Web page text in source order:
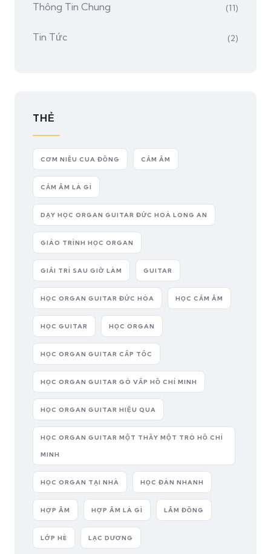
Thông Tin Chung (11)
Tin Tức (2)
THẺ
CƠM NIÊU CUA ĐỒNG CẢM ÂM
CẢM ÂM LÀ GÌ
DẠY HỌC ORGAN GUITAR ĐỨC HOÀ LONG AN
GIÁO TRÌNH HỌC ORGAN
GIẢI TRÍ SAU GIỜ LÀM GUITAR
HỌC ORGAN GUITAR ĐỨC HÒA HỌC CẢM ÂM
HỌC GUITAR HỌC ORGAN
HỌC ORGAN GUITAR CẤP TỐC
HỌC ORGAN GUITAR GÒ VẤP HỒ CHÍ MINH
HỌC ORGAN GUITAR HIỆU QUA
HỌC ORGAN GUITAR MỘT THẦY MỘT TRÒ HỒ CHÍ
MINH
HỌC ORGAN TẠI NHÀ HỌC ĐÀN NHANH
HỢP ÂM HỢP ÂM LÀ GÌ LÂM ĐỒNG
LỚP HÈ LẠC DƯƠNG